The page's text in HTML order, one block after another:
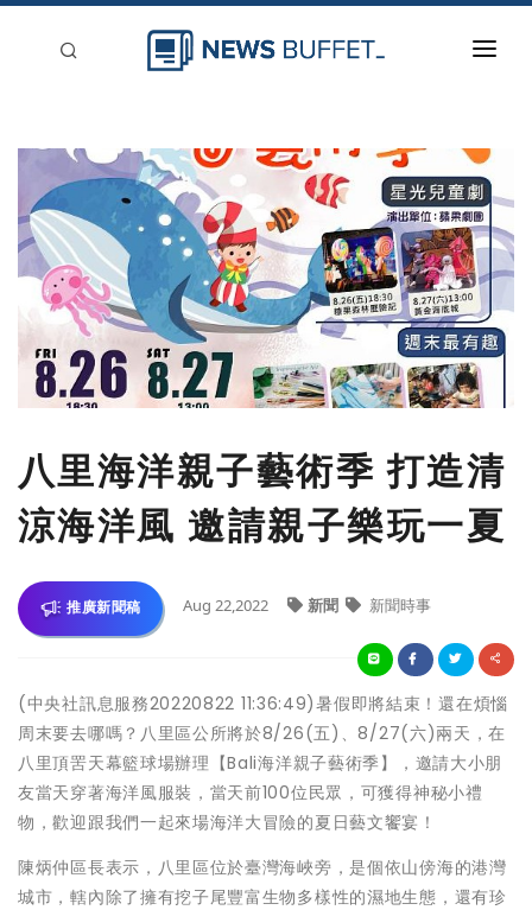
新聞稿分類
刊登
八里海洋親子藝術季 打造清
涼海洋風 邀請親子樂玩一夏
推廣新聞稿 Aug 22,2022 新聞 新聞時事
(中央社訊息服務20220822 11:36:49)暑假即將結束！還在煩惱
周末要去哪嗎？八里區公所將於8/26(五)、8/27(六)兩天，在
八里頂罟天幕籃球場辦理【Bali海洋親子藝術季】，邀請大小朋
友當天穿著海洋風服裝，當天前100位民眾，可獲得神秘小禮
物，歡迎跟我們一起來場海洋大冒險的夏日藝文饗宴！
陳炳仲區長表示，八里區位於臺灣海峽旁，是個依山傍海的港灣
城市，轄內除了擁有挖子尾豐富生物多樣性的濕地生態，還有珍